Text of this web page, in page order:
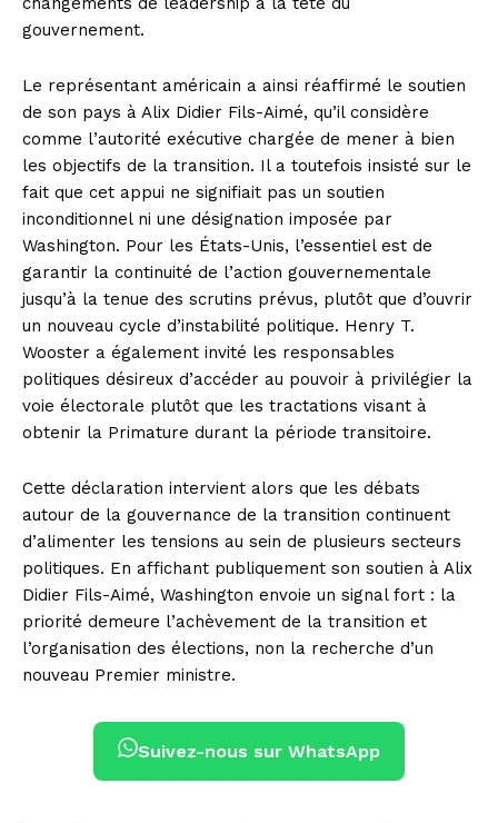
gouvernement.
Le représentant américain a ainsi réaffirmé le soutien
de son pays à Alix Didier Fils-Aimé, qu’il considère
comme l’autorité exécutive chargée de mener à bien
les objectifs de la transition. Il a toutefois insisté sur le
fait que cet appui ne signifiait pas un soutien
inconditionnel ni une désignation imposée par
Washington. Pour les États-Unis, l’essentiel est de
garantir la continuité de l’action gouvernementale
jusqu’à la tenue des scrutins prévus, plutôt que d’ouvrir
un nouveau cycle d’instabilité politique. Henry T.
Wooster a également invité les responsables
politiques désireux d’accéder au pouvoir à privilégier la
voie électorale plutôt que les tractations visant à
obtenir la Primature durant la période transitoire.
Cette déclaration intervient alors que les débats
autour de la gouvernance de la transition continuent
d’alimenter les tensions au sein de plusieurs secteurs
politiques. En affichant publiquement son soutien à Alix
Didier Fils-Aimé, Washington envoie un signal fort : la
priorité demeure l’achèvement de la transition et
l’organisation des élections, non la recherche d’un
nouveau Premier ministre.
Suivez-nous sur WhatsApp